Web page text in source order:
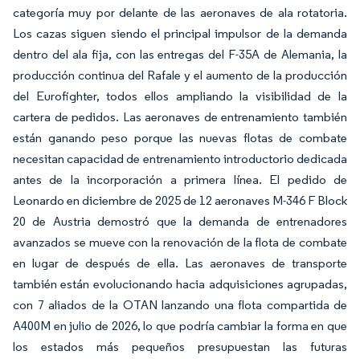
categoría muy por delante de las aeronaves de ala rotatoria.
Los cazas siguen siendo el principal impulsor de la demanda
dentro del ala fija, con las entregas del F-35A de Alemania, la
producción continua del Rafale y el aumento de la producción
del Eurofighter, todos ellos ampliando la visibilidad de la
cartera de pedidos. Las aeronaves de entrenamiento también
están ganando peso porque las nuevas flotas de combate
necesitan capacidad de entrenamiento introductorio dedicada
antes de la incorporación a primera línea. El pedido de
Leonardo en diciembre de 2025 de 12 aeronaves M-346 F Block
20 de Austria demostró que la demanda de entrenadores
avanzados se mueve con la renovación de la flota de combate
en lugar de después de ella. Las aeronaves de transporte
también están evolucionando hacia adquisiciones agrupadas,
con 7 aliados de la OTAN lanzando una flota compartida de
A400M en julio de 2026, lo que podría cambiar la forma en que
los estados más pequeños presupuestan las futuras